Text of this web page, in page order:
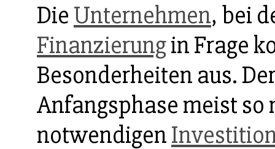
Die Unternehmen, bei
Finanzierungin Frage
Besonderheiten aus.
Anfangsphase meist
notwendigen